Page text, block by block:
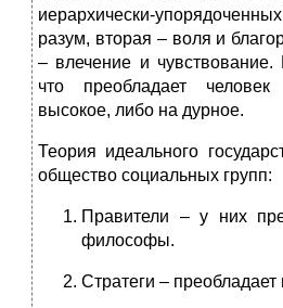
иерархически-
разум, вторая – воля и
– влечение и чувствование.
что преобладает
высокое, либо на дурное.
Теория идеального
общество социальных групп:
Правители – у них
философы.
Стратеги –